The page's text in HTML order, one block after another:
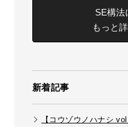
SE構法
もっと
新着記事
【コウゾウノハナシ